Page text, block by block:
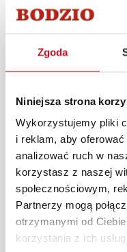
Zgoda
Niniejsza strona
Wykorzystujemy pliki
i reklam, aby
analizować ruch w
korzystasz z naszej
społecznościowym,
Partnerzy mogą
otrzymanymi od
korzystania z ich
zawsze modny i
wśród kupujących i
szafki pasujące do
aranżacji mebli, a nasi
przygotują
pomieszczenia wraz z
złożone w sklepie
roboczych na terenie
zamówień
roboczych, również
zamówienia powyżej
niezależnie od miejsca